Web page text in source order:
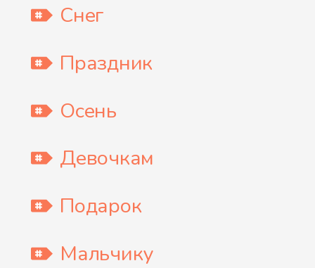
Снег
Праздник
Осень
Девочкам
Подарок
Мальчику